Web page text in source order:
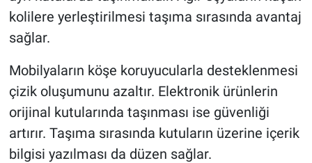
kolilere yerleştirilmesi taşıma sırasında avantaj
sağlar.
Mobilyaların köşe koruyucularla desteklenmesi
çizik oluşumunu azaltır. Elektronik ürünlerin
orijinal kutularında taşınması ise güvenliği
artırır. Taşıma sırasında kutuların üzerine içerik
bilgisi yazılması da düzen sağlar.